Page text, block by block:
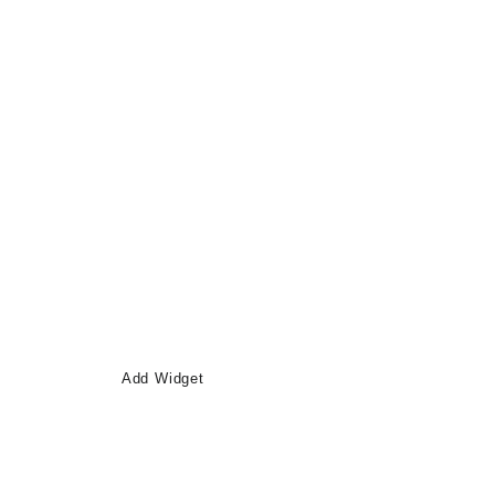
Add Widget